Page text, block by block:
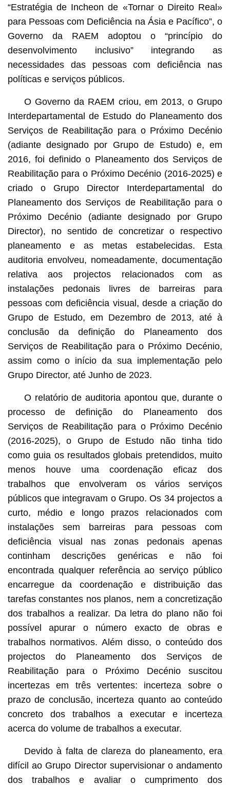
“Estratégia de Incheon de «Tornar o Direito Real»
para Pessoas com Deficiência na Ásia e Pacífico”, o
Governo da RAEM adoptou o “princípio do
desenvolvimento inclusivo” integrando as
necessidades das pessoas com deficiência nas
políticas e serviços públicos.
O Governo da RAEM criou, em 2013, o Grupo
Interdepartamental de Estudo do Planeamento dos
Serviços de Reabilitação para o Próximo Decénio
(adiante designado por Grupo de Estudo) e, em
2016, foi definido o Planeamento dos Serviços de
Reabilitação para o Próximo Decénio (2016-2025) e
criado o Grupo Director Interdepartamental do
Planeamento dos Serviços de Reabilitação para o
Próximo Decénio (adiante designado por Grupo
Director), no sentido de concretizar o respectivo
planeamento e as metas estabelecidas. Esta
auditoria envolveu, nomeadamente, documentação
relativa aos projectos relacionados com as
instalações pedonais livres de barreiras para
pessoas com deficiência visual, desde a criação do
Grupo de Estudo, em Dezembro de 2013, até à
conclusão da definição do Planeamento dos
Serviços de Reabilitação para o Próximo Decénio,
assim como o início da sua implementação pelo
Grupo Director, até Junho de 2023.
O relatório de auditoria apontou que, durante o
processo de definição do Planeamento dos
Serviços de Reabilitação para o Próximo Decénio
(2016-2025), o Grupo de Estudo não tinha tido
como guia os resultados globais pretendidos, muito
menos houve uma coordenação eficaz dos
trabalhos que envolveram os vários serviços
públicos que integravam o Grupo. Os 34 projectos a
curto, médio e longo prazos relacionados com
instalações sem barreiras para pessoas com
deficiência visual nas zonas pedonais apenas
continham descrições genéricas e não foi
encontrada qualquer referência ao serviço público
encarregue da coordenação e distribuição das
tarefas constantes nos planos, nem a concretização
dos trabalhos a realizar. Da letra do plano não foi
possível apurar o número exacto de obras e
trabalhos normativos. Além disso, o conteúdo dos
projectos do Planeamento dos Serviços de
Reabilitação para o Próximo Decénio suscitou
incertezas em três vertentes: incerteza sobre o
prazo de conclusão, incerteza quanto ao conteúdo
concreto dos trabalhos a executar e incerteza
acerca do volume de trabalhos a executar.
Devido à falta de clareza do planeamento, era
difícil ao Grupo Director supervisionar o andamento
dos trabalhos e avaliar o cumprimento dos